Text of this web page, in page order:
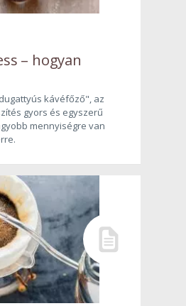
– hogyan
kávéfőző", az
gyors és egyszerű
mennyiségre van